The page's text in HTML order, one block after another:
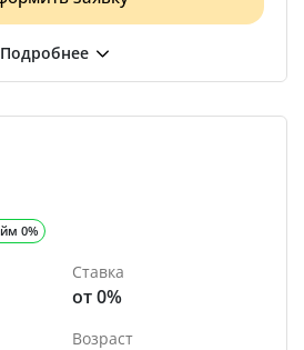
0%
Ставка
от 0%
Возраст